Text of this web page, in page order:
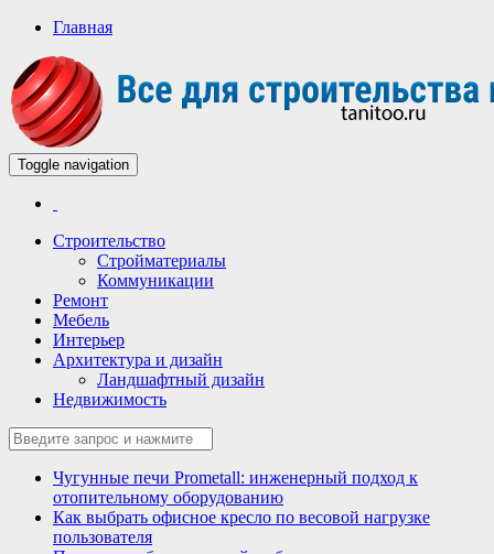
Главная
Строительный портал
Всё для строительства и ремонта
Toggle navigation
Строительство
Стройматериалы
Коммуникации
Ремонт
Мебель
Интерьер
Архитектура и дизайн
Ландшафтный дизайн
Недвижимость
Чугунные печи Prometall: инженерный подход к
отопительному оборудованию
Как выбрать офисное кресло по весовой нагрузке
пользователя